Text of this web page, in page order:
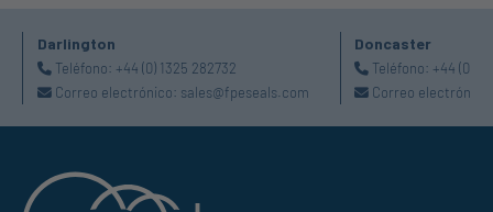
Darlington
Teléfono: +44 (0) 1325 282732
Correo electrónico: sales@fpeseals.com
Doncaster
Teléfono: +44 (0)
Correo